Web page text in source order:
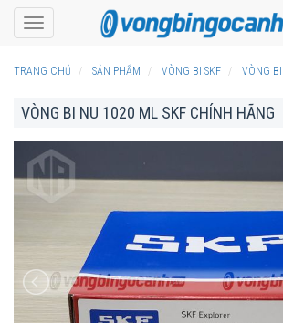
Toggle
navigation
TRANG CHỦ SẢN PHẨM VÒNG BI SKF VÒNG
VÒNG BI NU 1020 ML SKF CHÍNH HÃNG